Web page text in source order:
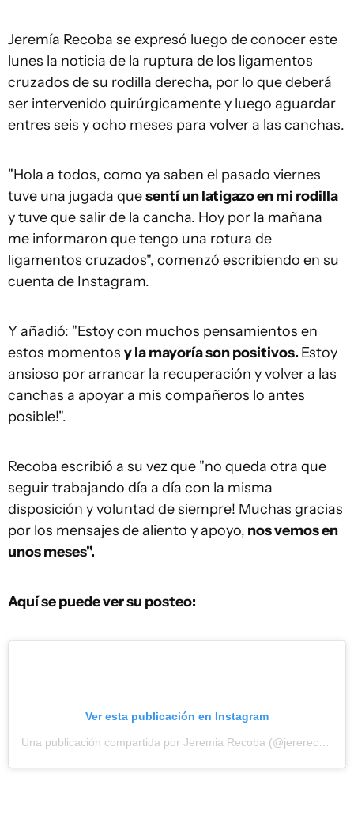
Jeremía Recoba se expresó luego de conocer este
lunes la noticia de la ruptura de los ligamentos
cruzados de su rodilla derecha, por lo que deberá
ser intervenido quirúrgicamente y luego aguardar
entres seis y ocho meses para volver a las canchas.
"Hola a todos, como ya saben el pasado viernes
tuve una jugada quesentí un latigazo en mi rodilla
y tuve que salir de la cancha. Hoy por la mañana
me informaron que tengo una rotura de
ligamentos cruzados", comenzó escribiendo en su
cuenta de Instagram.
Y añadió: "Estoy con muchos pensamientos en
estos momentos y la mayoría son positivos. Estoy
ansioso por arrancar la recuperación y volver a las
canchas a apoyar a mis compañeros lo antes
posible!".
Recoba escribió a su vez que "no queda otra que
seguir trabajando día a día con la misma
disposición y voluntad de siempre! Muchas gracias
por los mensajes de aliento y apoyo, nos vemos en
unos meses".
Aquí se puede ver su posteo:
Ver esta publicación en Instagram